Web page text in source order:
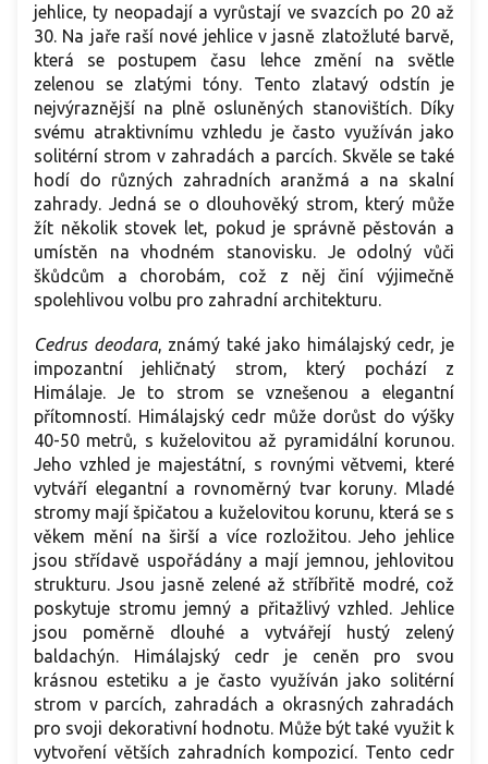
jehlice, ty neopadají a vyrůstají ve svazcích po 20 až
30. Na jaře raší nové jehlice v jasně zlatožluté barvě,
která se postupem času lehce změní na světle
zelenou se zlatými tóny. Tento zlatavý odstín je
nejvýraznější na plně osluněných stanovištích. Díky
svému atraktivnímu vzhledu je často využíván jako
solitérní strom v zahradách a parcích. Skvěle se také
hodí do různých zahradních aranžmá a na skalní
zahrady. Jedná se o dlouhověký strom, který může
žít několik stovek let, pokud je správně pěstován a
umístěn na vhodném stanovisku. Je odolný vůči
škůdcům a chorobám, což z něj činí výjimečně
spolehlivou volbu pro zahradní architekturu.
Cedrus deodara, známý také jako himálajský cedr, je
impozantní jehličnatý strom, který pochází z
Himálaje. Je to strom se vznešenou a elegantní
přítomností. Himálajský cedr může dorůst do výšky
40-50 metrů, s kuželovitou až pyramidální korunou.
Jeho vzhled je majestátní, s rovnými větvemi, které
vytváří elegantní a rovnoměrný tvar koruny. Mladé
stromy mají špičatou a kuželovitou korunu, která se s
věkem mění na širší a více rozložitou. Jeho jehlice
jsou střídavě uspořádány a mají jemnou, jehlovitou
strukturu. Jsou jasně zelené až stříbřitě modré, což
poskytuje stromu jemný a přitažlivý vzhled. Jehlice
jsou poměrně dlouhé a vytvářejí hustý zelený
baldachýn. Himálajský cedr je ceněn pro svou
krásnou estetiku a je často využíván jako solitérní
strom v parcích, zahradách a okrasných zahradách
pro svoji dekorativní hodnotu. Může být také využit k
vytvoření větších zahradních kompozicí. Tento cedr